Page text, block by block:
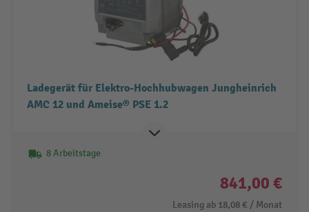
Ladegerät für Elektro-Hochhubwagen Jungheinrich
AMC 12 und Ameise® PSE 1.2
8 Arbeitstage
841,00 €
Leasing ab 18,08 € / Monat